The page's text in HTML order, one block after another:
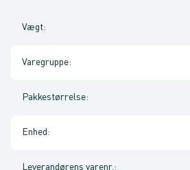
Vægt:
Varegruppe:
Pakkestørrelse:
Enhed :
Leverandørens varenr. :